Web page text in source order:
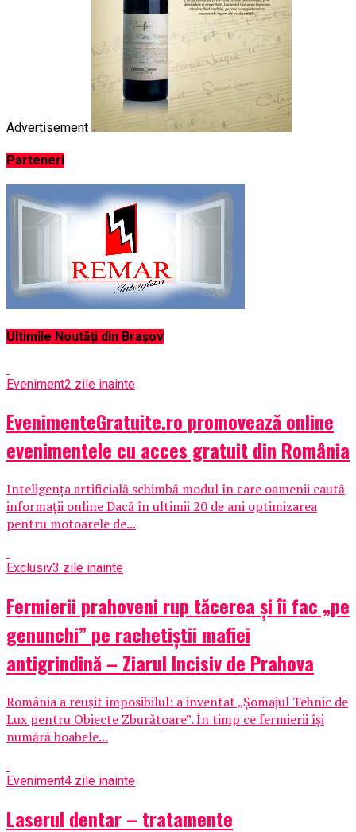
Advertisement
Parteneri
Ultimile Noutăți din Brașov
Eveniment2 zile inainte
EvenimenteGratuite.ro promovează online
evenimentele cu acces gratuit din România
Inteligența artificială schimbă modul în care oamenii caută
informații online Dacă în ultimii 20 de ani optimizarea
pentru motoarele de...
Exclusiv3 zile inainte
Fermierii prahoveni rup tăcerea și îi fac „pe
genunchi” pe rachetiștii mafiei
antigrindină – Ziarul Incisiv de Prahova
România a reușit imposibilul: a inventat „Șomajul Tehnic de
Lux pentru Obiecte Zburătoare”. În timp ce fermierii își
numără boabele...
Eveniment4 zile inainte
Laserul dentar – tratamente